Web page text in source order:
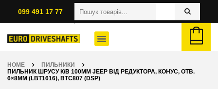
099 491 17 77
HOME
ПИЛЬНИКИ
ПИЛЬНИК ШРУСУ К/В 100ММ JEEP ВІД РЕДУКТОРА, КОНУС, ОТВ.
6×8ММ (LBT1616), BTC807 (DSP)